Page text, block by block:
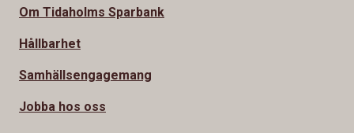
Om Tidaholms Sparbank
Hållbarhet
Samhällsengagemang
Jobba hos oss